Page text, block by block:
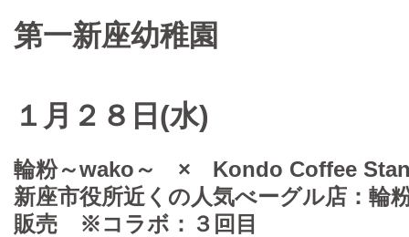
第一新座幼稚園
１月２８日(水)
輪粉～wako～ × Kondo Coffee
新座市役所近くの人気べーグル店： 輪
販売 ※コラボ：３回目